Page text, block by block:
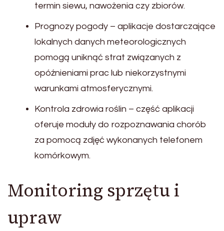
termin siewu, nawożenia czy zbiorów.
Prognozy pogody – aplikacje dostarczające
lokalnych danych meteorologicznych
pomogą uniknąć strat związanych z
opóźnieniami prac lub niekorzystnymi
warunkami atmosferycznymi.
Kontrola zdrowia roślin – część aplikacji
oferuje moduły do rozpoznawania chorób
za pomocą zdjęć wykonanych telefonem
komórkowym.
Monitoring sprzętu i
upraw